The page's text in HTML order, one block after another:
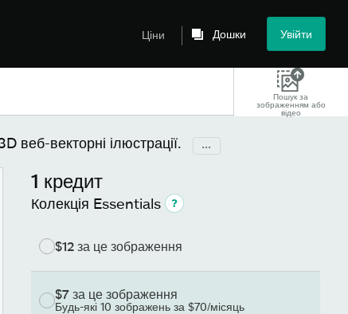
Ціни Дошки Увійти
Пошук за
зображенням або
відео
веб-векторні ілюстрації. ...
1 кредит
Колекція Essentials
$12 за це зображення
$7 за це зображення
Будь-які 10 зображень за $70/місяць